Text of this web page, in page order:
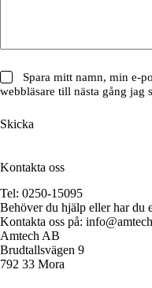
Spara mitt namn, min e-
webbläsare till nästa gång jag
Skicka
Kontakta oss
Tel: 0250-15095
Behöver du hjälp eller har du
Kontakta oss på:
Amtech AB
Brudtallsvägen 9
792 33 Mora